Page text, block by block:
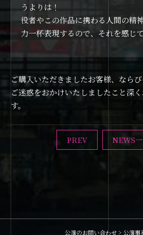
うよりは！
役者やこの作品に携わる人間の精
力一杯表現するので、それを感じ
ご購入いただきましたお客様、なら
ご迷惑をおかけいたしましたこと深
す。
PREV NEWS
公演のお問い合わせ > 公演事